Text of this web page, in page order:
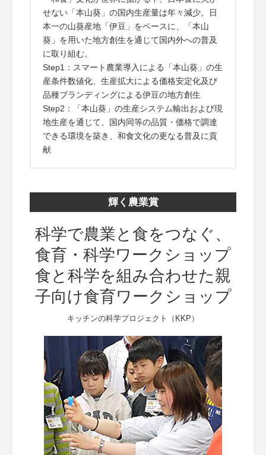
せない「本山葵」の国内生産量は年々減少。日
本一の山葵産地「伊豆」をベースに、「本山
葵」を用いた地方創生を通じて国内外への普及
に取り組む。
Step1：スマート農業導入による「本山葵」の生
産条件数値化、生産拡大による価格安定化及び
品種ブランディングによる伊豆の地方創生
Step2：「本山葵」の生産システム輸出および現
地生産を通じて、国内同等の品質・価格で調達
できる環境を築き、和食文化の更なる普及に貢
献
輝く農業賞
科学で農業と食をつなぐ、
食育・科学ワークショップ
食と科学を組み合わせた親
子向け食育ワークショップ
キッチンの科学プロジェクト（KKP）